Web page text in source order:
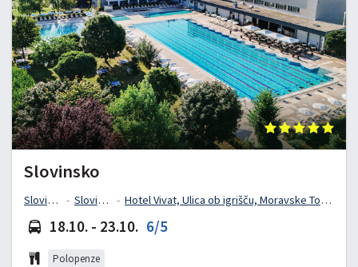
Slovinsko
Slovinsko Slovinsko Hotel Vivat, Ulica ob igrišču, Moravske Toplice, Slovinsko
18.10. - 23.10. 6/5
Polopenze